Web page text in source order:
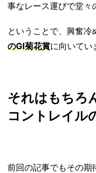
事なレース運びで堂々
ということで、興奮冷
のGⅠ菊花賞に向いてい
それはもちろ
コントレイル
前回の記事でもその期